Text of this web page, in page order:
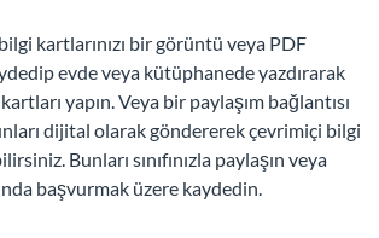
kartlarınızı bir görüntü veya PDF
evde veya kütüphanede yazdırarak
yapın. Veya bir paylaşım bağlantısı
dijital olarak göndererek çevrimiçi bilgi
Bunları sınıfınızla paylaşın veya
başvurmak üzere kaydedin.